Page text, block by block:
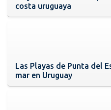
costa uruguaya
Las Playas de Punta del
mar en Uruguay